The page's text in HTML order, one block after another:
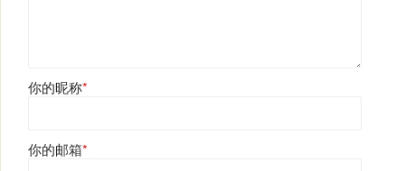
你的昵称*
你的邮箱*